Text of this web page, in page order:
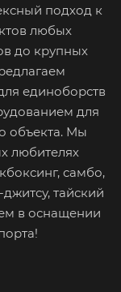
подход к
любых
до крупных
единоборств
для
объекта. Мы
любителях
самбо,
тайский
в оснащении